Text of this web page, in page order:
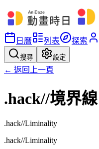
日曆 列表 探索
搜尋 設定
← 返回上一頁
.hack//境界線
.hack//Liminality
.hack//Liminality